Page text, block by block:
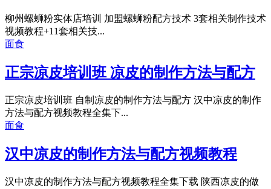
柳州螺蛳粉实体店培训 加盟螺蛳粉配方技术 3套相关制作技术
视频教程+11套相关技...
面食
正宗凉皮培训班 凉皮的制作方法与配方
正宗凉皮培训班 自制凉皮的制作方法与配方 汉中凉皮的制作
方法与配方视频教程全集下...
面食
汉中凉皮的制作方法与配方视频教程
汉中凉皮的制作方法与配方视频教程全集下载 陕西凉皮的做